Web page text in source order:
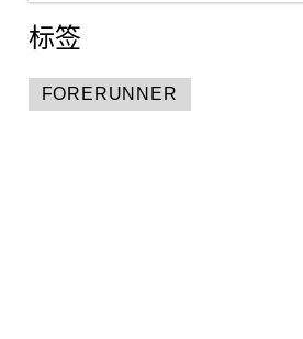
标签
FORERUNNER